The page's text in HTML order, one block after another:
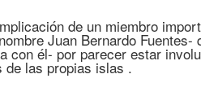
de un miembro
Juan Bernardo Fuentes-
con él- por parecer estar
las propias islas .